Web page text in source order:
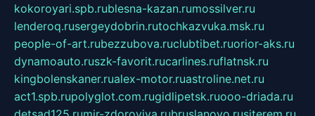
kokoroyari.spb.rublesna-kazan.rumossilver.ru
lenderoq.rusergeydobrin.rutochkazvuka.msk.ru
people-of-art.rubezzubova.ruclubtibet.ruorior-aks.ru
dynamoauto.ruszk-favorit.rucarlines.ruflatnsk.ru
kingbolenskaner.rualex-motor.ruastroline.net.ru
act1.spb.rupolyglot.com.rugidlipetsk.ruooo-driada.ru